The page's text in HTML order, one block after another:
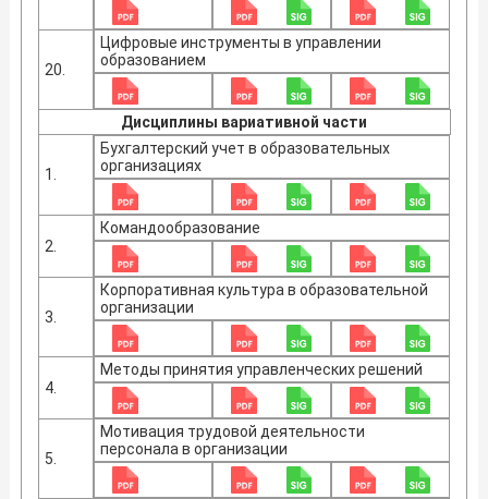
20.
Цифровые инструменты в управлении
образованием
Дисциплины вариативной части
1.
Бухгалтерский учет в образовательных
организациях
2.
Командообразование
3.
Корпоративная культура в образовательной
организации
4.
Методы принятия управленческих решений
5.
Мотивация трудовой деятельности
персонала в организации